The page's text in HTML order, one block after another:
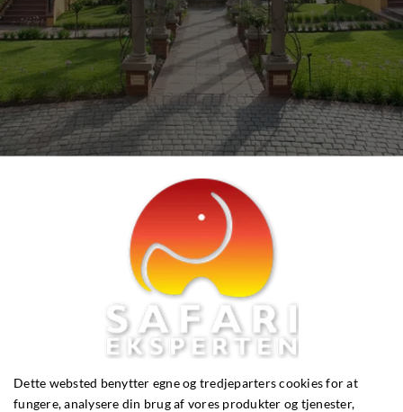
Se flere fotos
HAR DU SPØRGSMÅL?
Dette websted benytter egne og tredjeparters cookies for at
fungere, analysere din brug af vores produkter og tjenester,